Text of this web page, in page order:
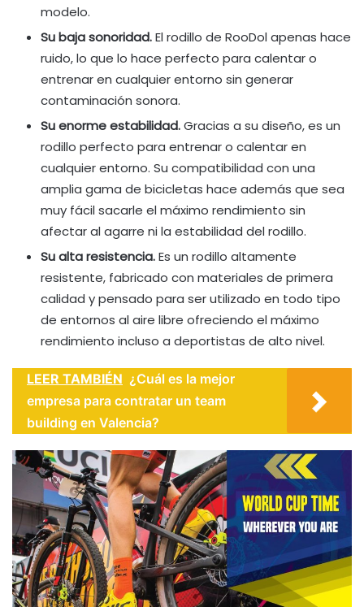
modelo.
Su baja sonoridad.El rodillo de RooDol apenas hace
ruido, lo que lo hace perfecto para calentar o
entrenar en cualquier entorno sin generar
contaminación sonora.
Su enorme estabilidad.Gracias a su diseño, es un
rodillo perfecto para entrenar o calentar en
cualquier entorno. Su compatibilidad con una
amplia gama de bicicletas hace además que sea
muy fácil sacarle el máximo rendimiento sin
afectar al agarre ni la estabilidad del rodillo.
Su alta resistencia.Es un rodillo altamente
resistente, fabricado con materiales de primera
calidad y pensado para ser utilizado en todo tipo
de entornos al aire libre ofreciendo el máximo
rendimiento incluso a deportistas de alto nivel.
LEER TAMBIÉN ¿Cuál es la mejor
empresa para contratar un team
building en Valencia?